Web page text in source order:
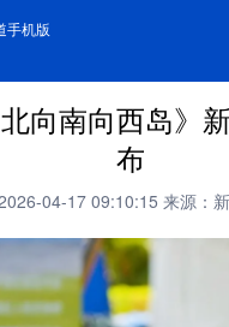
手机版
北向南向西岛》
布
04-17 09:10:15 来源：